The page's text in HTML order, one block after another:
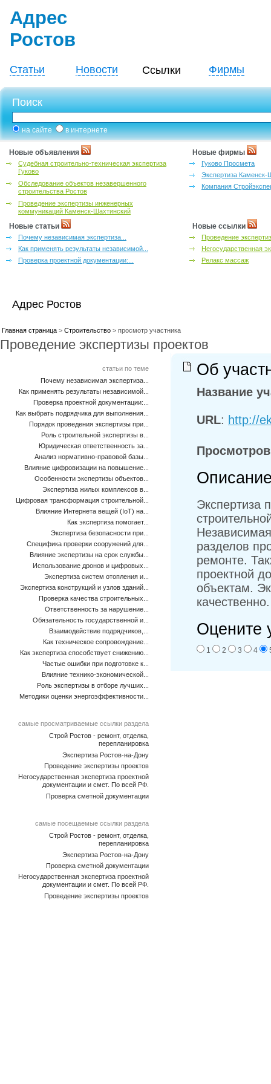
Адрес
Ростов
Статьи Новости Ссылки Фирмы
Поиск
на сайте в интернете
Новые объявления
Судебная строительно-техническая экспертиза
Гуково
Обследование объектов незавершенного
строительства Ростов
Проведение экспертизы инженерных
коммуникаций Каменск-Шахтинский
Новые фирмы
Гуково Просмета
Экспертиза Каменск-
Компания
Новые статьи
Почему независимая экспертиза...
Как применять результаты независимой...
Проверка проектной документации:...
Новые ссылки
Проведение
Негосударственная
Релакс массаж
Адрес Ростов
Главная страница > Строительство > просмотр участника
Проведение экспертизы проектов
статьи по теме
Почему независимая экспертиза...
Как применять результаты независимой...
Проверка проектной документации:...
Как выбрать подрядчика для выполнения...
Порядок проведения экспертизы при...
Роль строительной экспертизы в...
Юридическая ответственность за...
Анализ нормативно-правовой базы...
Влияние цифровизации на повышение...
Особенности экспертизы объектов...
Экспертиза жилых комплексов в...
Цифровая трансформация строительной...
Влияние Интернета вещей (IoT) на...
Как экспертиза помогает...
Экспертиза безопасности при...
Специфика проверки сооружений для...
Влияние экспертизы на срок службы...
Использование дронов и цифровых...
Экспертиза систем отопления и...
Экспертиза конструкций и узлов зданий...
Проверка качества строительных...
Ответственность за нарушение...
Обязательность государственной и...
Взаимодействие подрядчиков,...
Как техническое сопровождение...
Как экспертиза способствует снижению...
Частые ошибки при подготовке к...
Влияние технико-экономической...
Роль экспертизы в отборе лучших...
Методики оценки энергоэффективности...
самые просматриваемые ссылки раздела
Строй Ростов - ремонт, отделка,
перепланировка
Экспертиза Ростов-на-Дону
Проведение экспертизы проектов
Негосударственная экспертиза проектной
документации и смет. По всей РФ.
Проверка сметной документации
самые посещаемые ссылки раздела
Строй Ростов - ремонт, отделка,
перепланировка
Экспертиза Ростов-на-Дону
Проверка сметной документации
Негосударственная экспертиза проектной
документации и смет. По всей РФ.
Проведение экспертизы проектов
Об
Название
URL: http://
Просмотров
Экспертиза
разделов
ремонте.
проектной
объектам.
Оцените
1 2 3 4